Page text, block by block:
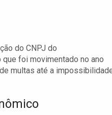
do CNPJ do
foi movimentado no ano
multas até a